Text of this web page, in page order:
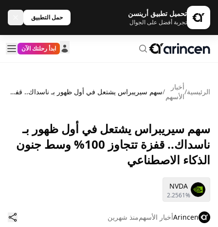
تحميل تطبيق أرينسن
تجربة أفضل على الجوال
حمل التطبيق
ابدأ رحلتك الآن
الرئيسية/
أخبار
الأسهم
/ سهم سيريبراس يشتعل في أول ظهور بـ ناسداك.. قفزة تتجاوز 100% وسط جنون الذكاء الاصطناعي
سهم سيريبراس يشتعل في أول ظهور بـ
ناسداك.. قفزة تتجاوز 100% وسط جنون
الذكاء الاصطناعي
NVDA
2.2561%
Arincenأخبار الأسهممنذ شهرين